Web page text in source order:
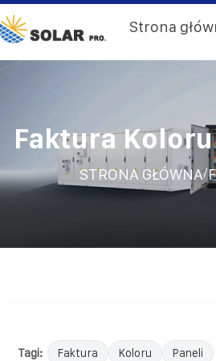
Strona
Faktura
STRONA GŁÓWNA/
Tagi: Faktura Koloru Paneli